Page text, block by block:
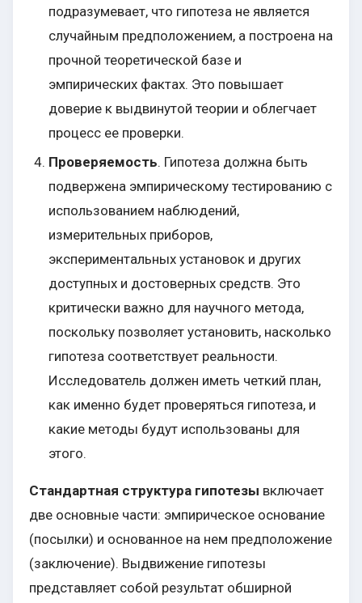
подразумевает, что гипотеза не является
случайным предположением, а построена на
прочной теоретической базе и
эмпирических фактах. Это повышает
доверие к выдвинутой теории и облегчает
процесс ее проверки.
Проверяемость. Гипотеза должна быть
подвержена эмпирическому тестированию с
использованием наблюдений,
измерительных приборов,
экспериментальных установок и других
доступных и достоверных средств. Это
критически важно для научного метода,
поскольку позволяет установить, насколько
гипотеза соответствует реальности.
Исследователь должен иметь четкий план,
как именно будет проверяться гипотеза, и
какие методы будут использованы для
этого.
Стандартная структура гипотезы включает
две основные части: эмпирическое основание
(посылки) и основанное на нем предположение
(заключение). Выдвижение гипотезы
представляет собой результат обширной